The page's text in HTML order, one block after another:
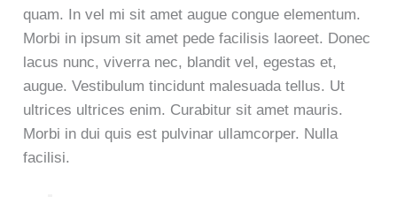
quam. In vel mi sit amet augue congue elementum.
Morbi in ipsum sit amet pede facilisis laoreet. Donec
lacus nunc, viverra nec, blandit vel, egestas et,
augue. Vestibulum tincidunt malesuada tellus. Ut
ultrices ultrices enim. Curabitur sit amet mauris.
Morbi in dui quis est pulvinar ullamcorper. Nulla
facilisi.